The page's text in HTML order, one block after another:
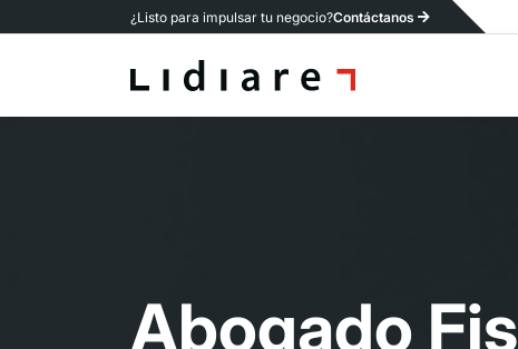
¿Listo para impulsar tu negocio?Contáctanos
Abogado Fis